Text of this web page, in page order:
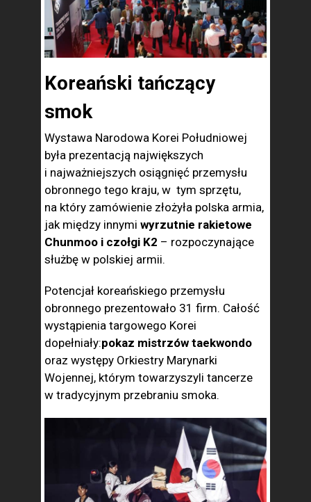
Koreański tańczący
smok
Wystawa Narodowa Korei Południowej
była prezentacją największych
i najważniejszych osiągnięć przemysłu
obronnego tego kraju, w tym sprzętu,
na który zamówienie złożyła polska armia,
jak między innymi wyrzutnie rakietowe
Chunmoo i czołgi K2 – rozpoczynające
służbę w polskiej armii.
Potencjał koreańskiego przemysłu
obronnego prezentowało 31 firm. Całość
wystąpienia targowego Korei
dopełniały:pokaz mistrzów taekwondo
oraz występy Orkiestry Marynarki
Wojennej, którym towarzyszyli tancerze
w tradycyjnym przebraniu smoka.